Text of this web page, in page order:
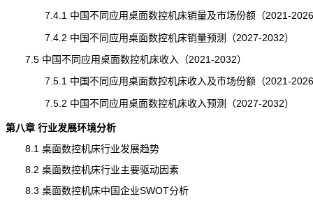
7.4.1 中国不同应用桌面数控机床销量及市场份额（2021-
7.4.2 中国不同应用桌面数控机床销量预测（2027-2032）
7.5 中国不同应用桌面数控机床收入（2021-2032）
7.5.1 中国不同应用桌面数控机床收入及市场份额（2021-
7.5.2 中国不同应用桌面数控机床收入预测（2027-2032）
第八章 行业发展环境分析
8.1 桌面数控机床行业发展趋势
8.2 桌面数控机床行业主要驱动因素
8.3 桌面数控机床中国企业SWOT分析